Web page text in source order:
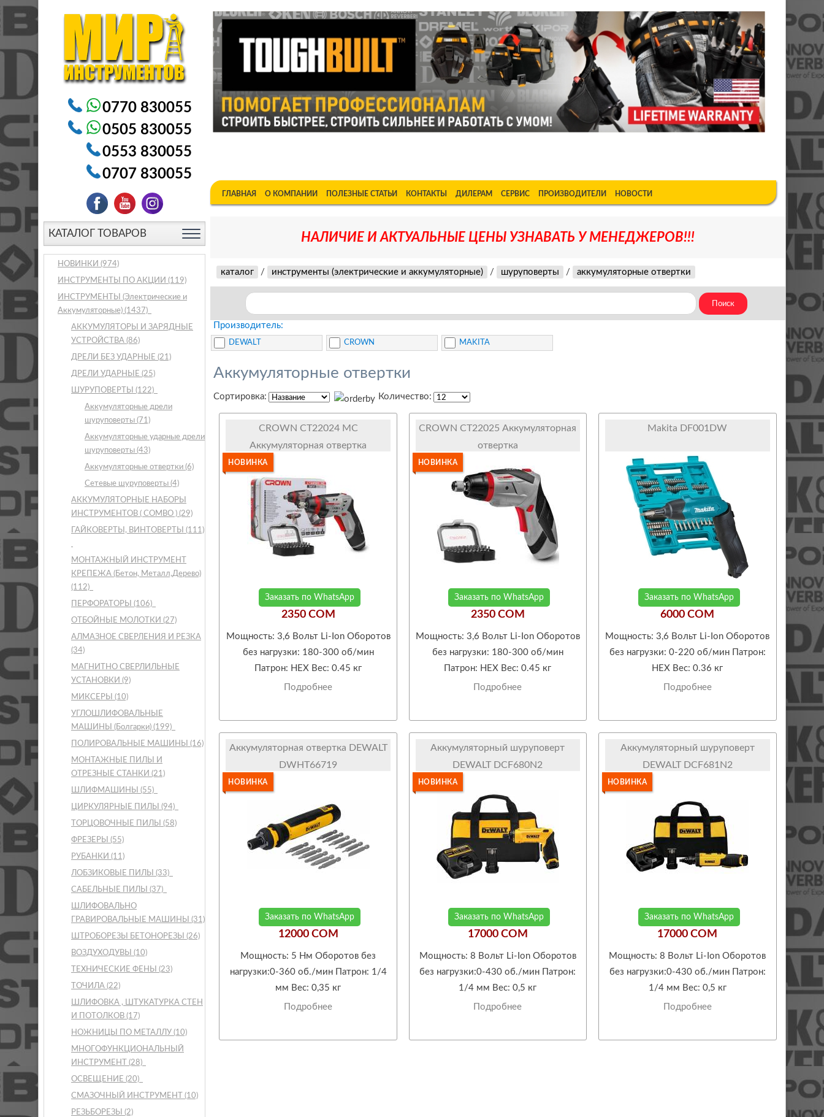
0770 830055
0505 830055
0553 830055
0707 830055
ГЛАВНАЯ О КОМПАНИИ ПОЛЕЗНЫЕ СТАТЬИ КОНТАКТЫ ДИЛЕРАМ СЕРВИС ПРОИЗВОДИТЕЛИ НОВОСТИ
КАТАЛОГ ТОВАРОВ
НОВИНКИ (974)
ИНСТРУМЕНТЫ ПО АКЦИИ (119)
ИНСТРУМЕНТЫ (Электрические и
Аккумуляторные) (1437)
АККУМУЛЯТОРЫ И ЗАРЯДНЫЕ
УСТРОЙСТВА (86)
ДРЕЛИ БЕЗ УДАРНЫЕ (21)
ДРЕЛИ УДАРНЫЕ (25)
ШУРУПОВЕРТЫ (122)
Аккумуляторные дрели
шуруповерты (71)
Аккумуляторные ударные дрели
шуруповерты (43)
Аккумуляторные отвертки (6)
Сетевые шуруповерты (4)
АККУМУЛЯТОРНЫЕ НАБОРЫ
ИНСТРУМЕНТОВ ( COMBO ) (29)
ГАЙКОВЕРТЫ, ВИНТОВЕРТЫ (111)
МОНТАЖНЫЙ ИНСТРУМЕНТ
КРЕПЕЖА (Бетон, Металл,Дерево)
(112)
ПЕРФОРАТОРЫ (106)
ОТБОЙНЫЕ МОЛОТКИ (27)
АЛМАЗНОЕ СВЕРЛЕНИЯ И РЕЗКА
(34)
МАГНИТНО СВЕРЛИЛЬНЫЕ
УСТАНОВКИ (9)
МИКСЕРЫ (10)
УГЛОШЛИФОВАЛЬНЫЕ
МАШИНЫ (Болгарки) (199)
ПОЛИРОВАЛЬНЫЕ МАШИНЫ (16)
МОНТАЖНЫЕ ПИЛЫ И
ОТРЕЗНЫЕ СТАНКИ (21)
ШЛИФМАШИНЫ (55)
ЦИРКУЛЯРНЫЕ ПИЛЫ (94)
ТОРЦОВОЧНЫЕ ПИЛЫ (58)
ФРЕЗЕРЫ (55)
РУБАНКИ (11)
ЛОБЗИКОВЫЕ ПИЛЫ (33)
САБЕЛЬНЫЕ ПИЛЫ (37)
ШЛИФОВАЛЬНО
ГРАВИРОВАЛЬНЫЕ МАШИНЫ (31)
ШТРОБОРЕЗЫ БЕТОНОРЕЗЫ (26)
ВОЗДУХОДУВЫ (10)
ТЕХНИЧЕСКИЕ ФЕНЫ (23)
ТОЧИЛА (22)
ШЛИФОВКА , ШТУКАТУРКА СТЕН
И ПОТОЛКОВ (17)
НОЖНИЦЫ ПО МЕТАЛЛУ (10)
МНОГОФУНКЦИОНАЛЬНЫЙ
ИНСТРУМЕНТ (28)
ОСВЕЩЕНИЕ (20)
СМАЗОЧНЫЙ ИНСТРУМЕНТ (10)
РЕЗЬБОРЕЗЫ (2)
НАЛИЧИЕ И АКТУАЛЬНЫЕ ЦЕНЫ УЗНАВАТЬ У МЕНЕДЖЕРОВ!!!
каталог / инструменты (электрические и аккумуляторные) / шуруповерты / аккумуляторные отвертки
Производитель:
DEWALT CROWN MAKITA
Аккумуляторные отвертки
Сортировка: Количество:
CROWN CT22024 MC
Аккумуляторная отвертка
НОВИНКА
Заказать по WhatsApp
2350 COM
Мощность: 3,6 Вольт Li-Ion Оборотов
без нагрузки: 180-300 об/мин
Патрон: HEX Вес: 0.45 кг
Подробнее
CROWN CT22025 Аккумуляторная
отвертка
НОВИНКА
Заказать по WhatsApp
2350 COM
Мощность: 3,6 Вольт Li-Ion Оборотов
без нагрузки: 180-300 об/мин
Патрон: HEX Вес: 0.45 кг
Подробнее
Makita DF001DW
Заказать по WhatsApp
6000 COM
Мощность: 3,6 Вольт Li-Ion Оборотов
без нагрузки: 0-220 об/мин Патрон:
HEX Вес: 0.36 кг
Подробнее
Аккумуляторная отвертка DEWALT
DWHT66719
НОВИНКА
Заказать по WhatsApp
12000 COM
Мощность: 5 Нм Оборотов без
нагрузки:0-360 об./мин Патрон: 1/4
мм Вес: 0,35 кг
Подробнее
Аккумуляторный шуруповерт
DEWALT DCF680N2
НОВИНКА
Заказать по WhatsApp
17000 COM
Мощность: 8 Вольт Li-Ion Оборотов
без нагрузки:0-430 об./мин Патрон:
1/4 мм Вес: 0,5 кг
Подробнее
Аккумуляторный шуруповерт
DEWALT DCF681N2
НОВИНКА
Заказать по WhatsApp
17000 COM
Мощность: 8 Вольт Li-Ion Оборотов
без нагрузки:0-430 об./мин Патрон:
1/4 мм Вес: 0,5 кг
Подробнее